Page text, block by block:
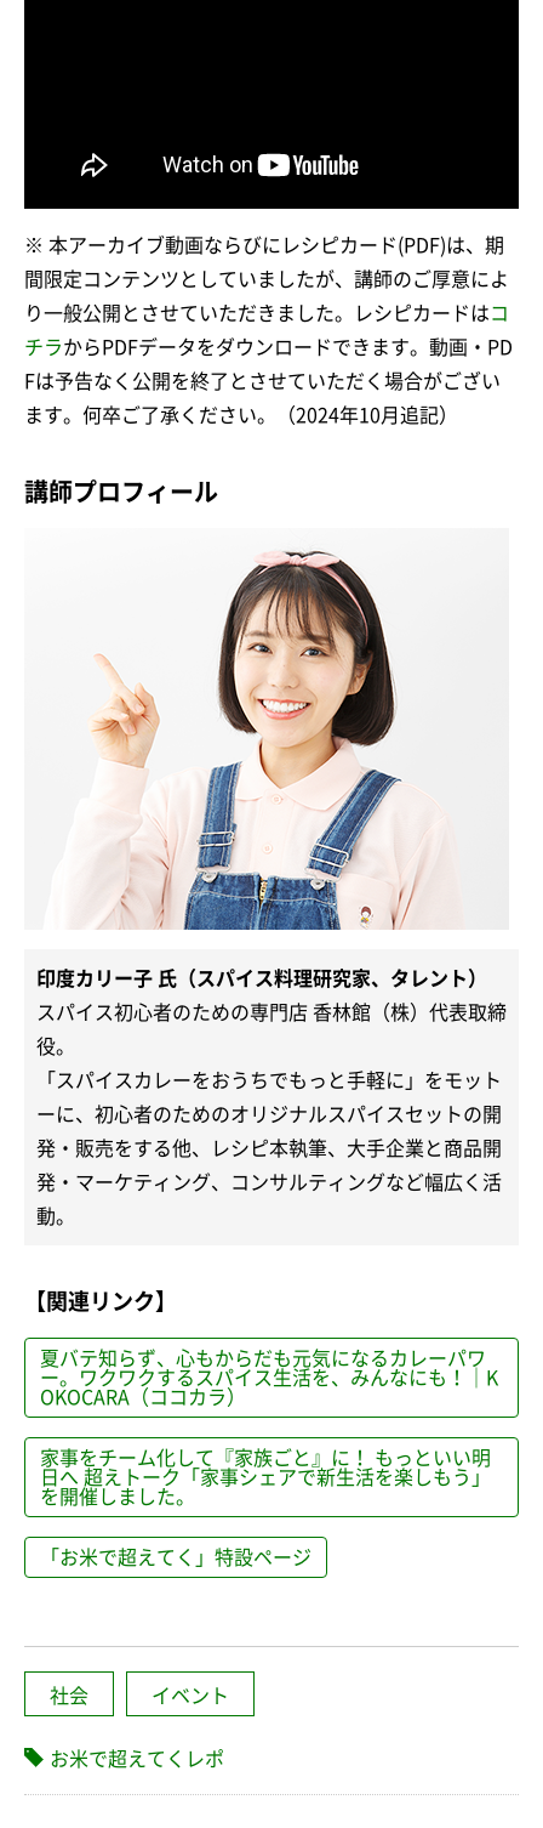
※ 本アーカイブ動画ならびにレシピカード(PDF)は、期
間限定コンテンツとしていましたが、講師のご厚意によ
り一般公開とさせていただきました。レシピカードはコ
チラからPDFデータをダウンロードできます。動画・PD
Fは予告なく公開を終了とさせていただく場合がござい
ます。何卒ご了承ください。（2024年10月追記）
講師プロフィール
印度カリー子 氏（スパイス料理研究家、タレント）
スパイス初心者のための専門店 香林館（株）代表取締
役。
「スパイスカレーをおうちでもっと手軽に」をモット
ーに、初心者のためのオリジナルスパイスセットの開
発・販売をする他、レシピ本執筆、大手企業と商品開
発・マーケティング、コンサルティングなど幅広く活
動。
【関連リンク】
夏バテ知らず、心もからだも元気になるカレーパワ
ー。ワクワクするスパイス生活を、みんなにも！｜K
OKOCARA（ココカラ）
家事をチーム化して『家族ごと』に！ もっといい明
日へ 超えトーク「家事シェアで新生活を楽しもう」
を開催しました。
「お米で超えてく」特設ページ
社会 イベント
お米で超えてくレポ